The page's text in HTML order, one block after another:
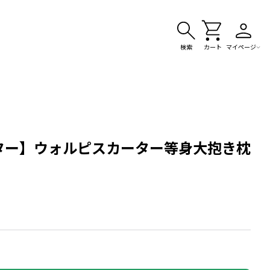
検索 カート マイページ
ー】ウォルピスカーター等身大抱き枕